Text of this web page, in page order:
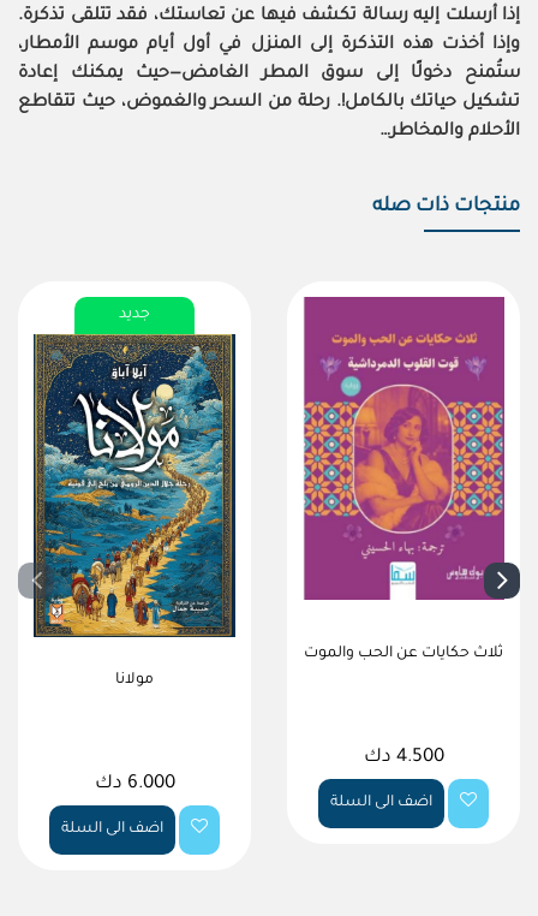
إذا أرسلت إليه رسالة تكشف فيها عن تعاستك، فقد تتلقى تذكرة.
وإذا أخذت هذه التذكرة إلى المنزل في أول أيام موسم الأمطار،
ستُمنح دخولًا إلى سوق المطر الغامض—حيث يمكنك إعادة
تشكيل حياتك بالكامل!. رحلة من السحر والغموض، حيث تتقاطع
الأحلام والمخاطر…
منتجات ذات صله
جديد
مولانا
6.000 دك
اضف الى السلة
ثلاث حكايات عن الحب والموت
4.500 دك
اضف الى السلة